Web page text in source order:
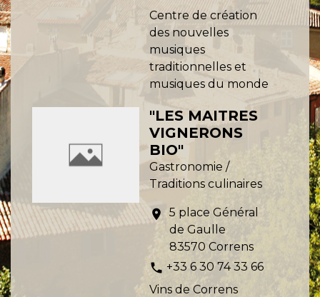
Centre de création
des nouvelles
musiques
traditionnelles et
musiques du monde
"LES MAITRES
VIGNERONS
BIO"
Gastronomie /
Traditions culinaires
location_on 5 place Général
de Gaulle
83570 Correns
phone +33 6 30 74 33 66
Vins de Correns